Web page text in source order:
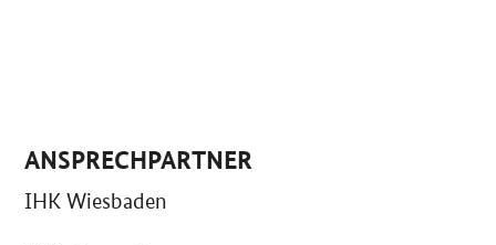
ANSPRECHPARTNER
IHK Wiesbaden